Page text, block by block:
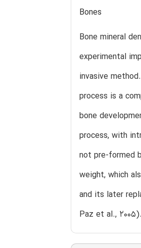
Bones
Bone mineral
experimental
invasive
process is a
bone
process, with
not pre-formed
weight, which
and its later
Paz et al., 2005).